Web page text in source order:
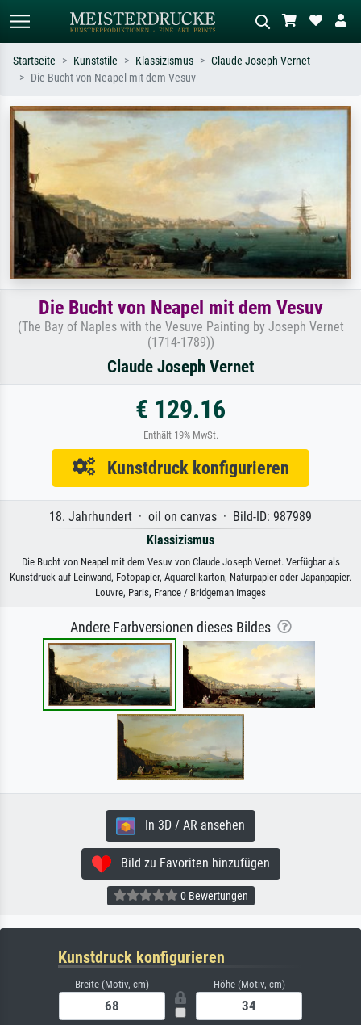
Suchen Sie nach Künstlern, Werktiteln
oder Stilen – z.B. Monet,
Sternennacht, Impressionismus, Welle
Hokusai, Akt.
Beschreiben Sie die Szene – z.B. Grüne
Wiese, Abstrakt mit viel Rot, Dunkles
Ölgemälde, Stehender Akt neben einem
Startseite Kunststile Klassizismus
Claude Joseph Vernet
Die Bucht von Neapel mit dem Vesuv
Die Bucht von Neapel mit dem Vesuv
(The Bay of Naples with the Vesuve Painting by Joseph Vernet
(1714-1789))
Claude Joseph Vernet
€ 129.16
Enthält 19% MwSt.
Kunstdruck konfigurieren
18. Jahrhundert · oil on canvas · Bild-ID: 987989
Klassizismus
Die Bucht von Neapel mit dem Vesuv von Claude Joseph Vernet. Verfügbar als
Kunstdruck auf Leinwand, Fotopapier, Aquarellkarton, Naturpapier oder Japanpapier.
Louvre, Paris, France / Bridgeman Images
Andere Farbversionen dieses Bildes
In 3D / AR ansehen
Bild zu Favoriten hinzufügen
0 Bewertungen
Kunstdruck konfigurieren
Breite (Motiv, cm) Höhe (Motiv, cm)